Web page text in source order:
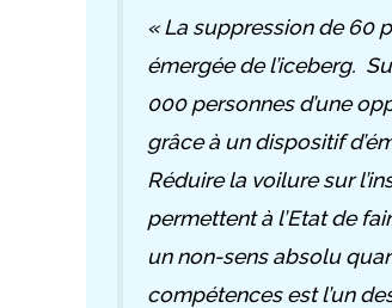
«La suppression de 60
émergée de l’iceberg.
000 personnes d’une
grâce à un dispositif
Réduire la voilure sur
permettent à l’Etat de
un non-sens absolu
compétences est l’un